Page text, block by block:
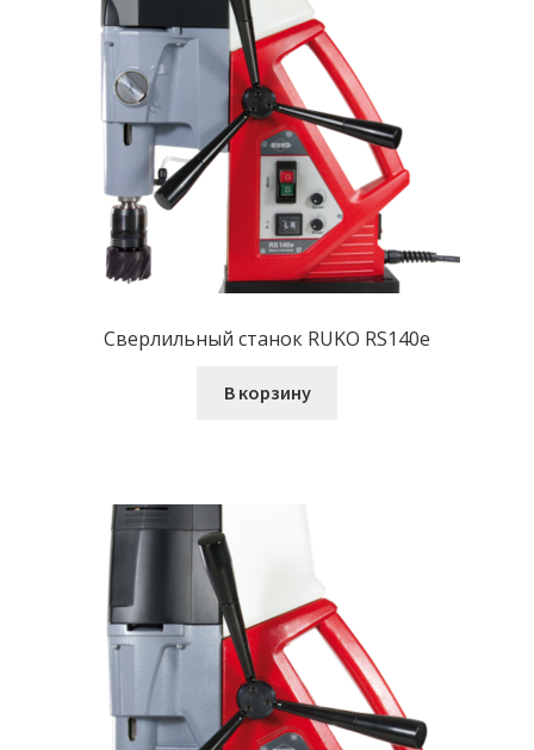
Сверлильный станок RUKO RS140e
В корзину